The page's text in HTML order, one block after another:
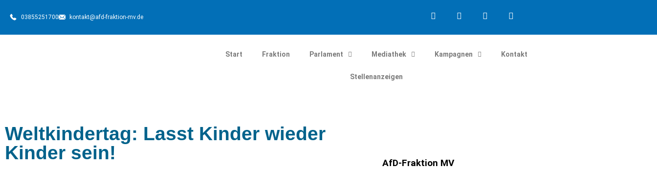
03855251700 kontakt@afd-fraktion-mv.de
Start Fraktion Parlament Mediathek Kampagnen Kontakt
Stellenanzeigen
Weltkindertag: Lasst Kinder wieder
Kinder sein!
AfD-Fraktion MV